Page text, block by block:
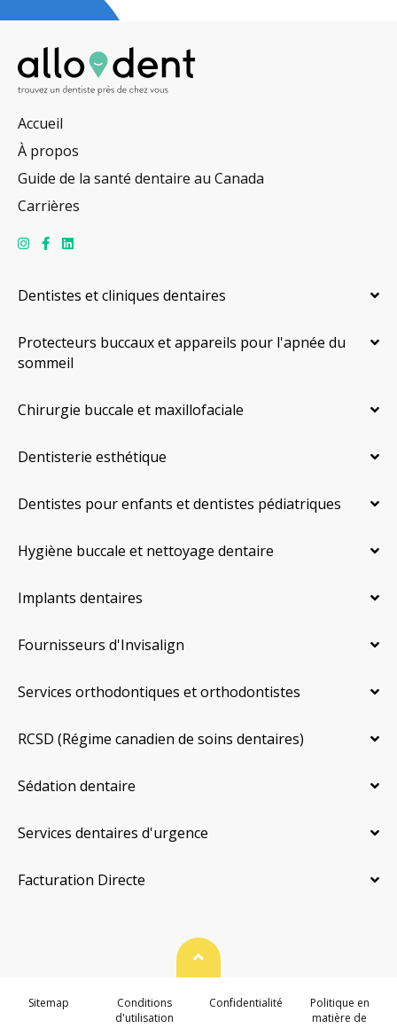
Accueil
À propos
Guide de la santé dentaire au Canada
Carrières
Dentistes et cliniques dentaires
Protecteurs buccaux et appareils pour l'apnée du
sommeil
Chirurgie buccale et maxillofaciale
Dentisterie esthétique
Dentistes pour enfants et dentistes pédiatriques
Hygiène buccale et nettoyage dentaire
Implants dentaires
Fournisseurs d'Invisalign
Services orthodontiques et orthodontistes
RCSD (Régime canadien de soins dentaires)
Sédation dentaire
Services dentaires d'urgence
Facturation Directe
Haut de page
Sitemap
Conditions
d'utilisation
Confidentialité
Politique en
matière de